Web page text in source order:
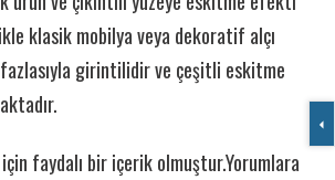
klasik mobilya veya dekoratif alçı
girintilidir ve çeşitli eskitme
faydalı bir içerik olmuştur.Yorumlara